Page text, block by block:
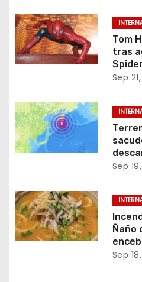
Tom
tras
Sep
Sep
Ñaño
Sep